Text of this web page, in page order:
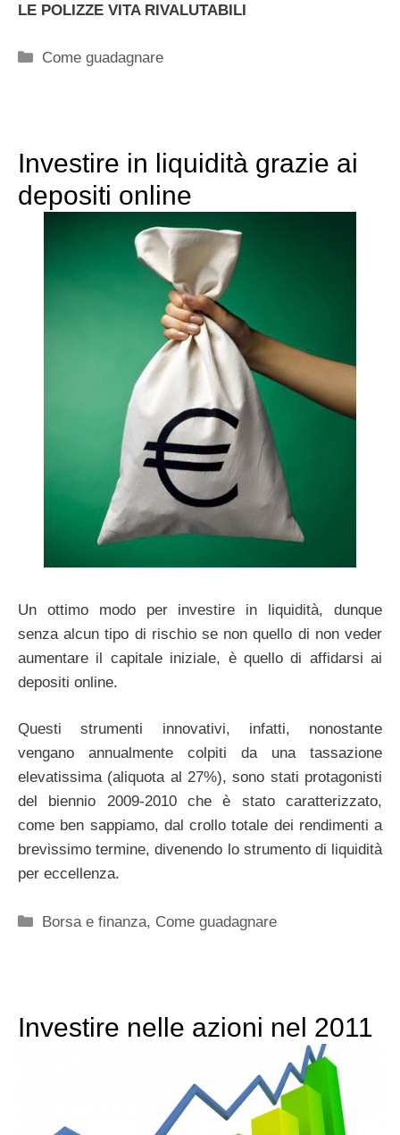
LE POLIZZE VITA RIVALUTABILI
Categorie
Come guadagnare
Investire in liquidità grazie ai
depositi online
Un ottimo modo per investire in liquidità, dunque
senza alcun tipo di rischio se non quello di non veder
aumentare il capitale iniziale, è quello di affidarsi ai
depositi online.
Questi strumenti innovativi, infatti, nonostante
vengano annualmente colpiti da una tassazione
elevatissima (aliquota al 27%), sono stati protagonisti
del biennio 2009-2010 che è stato caratterizzato,
come ben sappiamo, dal crollo totale dei rendimenti a
brevissimo termine, divenendo lo strumento di liquidità
per eccellenza.
Categorie
Borsa e finanza, Come guadagnare
Investire nelle azioni nel 2011